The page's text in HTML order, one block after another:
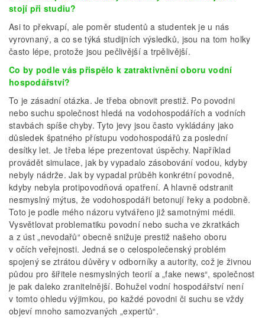
stojí při studiu?
Asi to překvapí, ale poměr studentů a studentek je u nás
vyrovnaný, a co se týká studijních výsledků, jsou na tom holky
často lépe, protože jsou pečlivější a trpělivější.
Co by podle vás přispělo k zatraktivnění oboru vodní
hospodářství?
To je zásadní otázka. Je třeba obnovit prestiž. Po povodni
nebo suchu společnost hledá na vodohospodářích a vodních
stavbách spíše chyby. Tyto jevy jsou často vykládány jako
důsledek špatného přístupu vodohospodářů za poslední
desítky let. Je třeba lépe prezentovat úspěchy. Například
provádět simulace, jak by vypadalo zásobování vodou, kdyby
nebyly nádrže. Jak by vypadal průběh konkrétní povodně,
kdyby nebyla protipovodňová opatření. A hlavně odstranit
nesmyslný mýtus, že vodohospodáři betonují řeky a podobně.
Toto je podle mého názoru vytvářeno již samotnými médii.
Vysvětlovat problematiku povodní nebo sucha ve zkratkách
a z úst „nevodařů“ obecně snižuje prestiž našeho oboru
v očích veřejnosti. Jedná se o celospolečenský problém
spojený se ztrátou důvěry v odborníky a autority, což je živnou
půdou pro šiřitele nesmyslných teorií a „fake news“, společnost
je pak daleko zranitelnější. Bohužel vodní hospodářství není
v tomto ohledu výjimkou, po každé povodni či suchu se vždy
objeví mnoho samozvaných „expertů“.